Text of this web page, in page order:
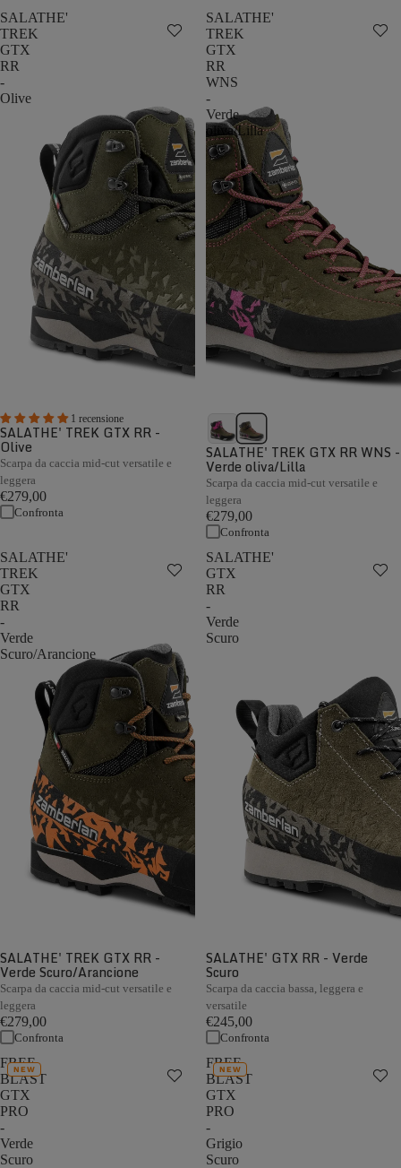
SALATHE'
TREK
GTX
RR
-
Olive
1 recensione
SALATHE' TREK GTX RR -
Olive
Scarpa da caccia mid-cut versatile e
leggera
€279,00
Confronta
SALATHE'
TREK
GTX
RR
WNS
-
Verde
oliva/Lilla
SALATHE' TREK GTX RR WNS -
Verde oliva/Lilla
Scarpa da caccia mid-cut versatile e
leggera
€279,00
Confronta
SALATHE'
TREK
GTX
RR
-
Verde
Scuro/Arancione
SALATHE' TREK GTX RR -
Verde Scuro/Arancione
Scarpa da caccia mid-cut versatile e
leggera
€279,00
Confronta
SALATHE'
GTX
RR
-
Verde
Scuro
SALATHE' GTX RR - Verde
Scuro
Scarpa da caccia bassa, leggera e
versatile
€245,00
Confronta
FREE
BLAST
GTX
PRO
-
Verde
Scuro
NEW
FREE
BLAST
GTX
PRO
-
Grigio
Scuro
NEW